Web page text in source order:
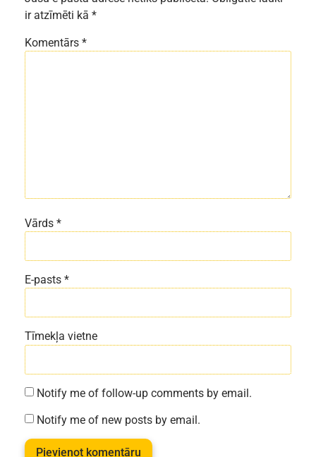
ir atzīmēti kā *
Komentārs *
Vārds *
E-pasts *
Tīmekļa vietne
Notify me of follow-up comments by email.
Notify me of new posts by email.